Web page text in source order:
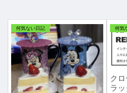
何気ない日記 何気
ク
ラ